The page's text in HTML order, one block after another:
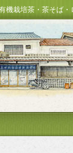
栽培茶・茶そば